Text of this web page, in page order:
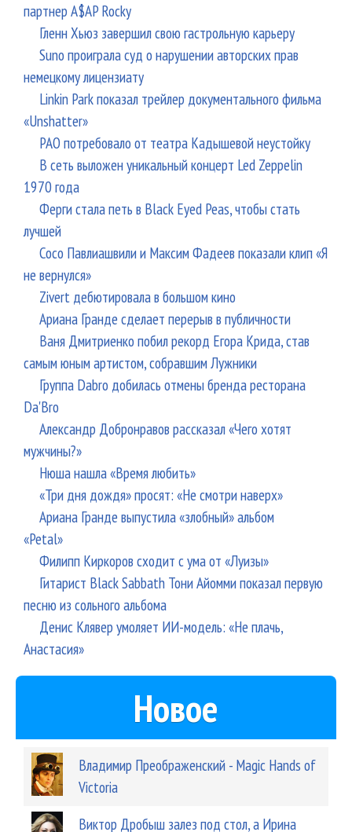
партнер A$AP Rocky
Гленн Хьюз завершил свою гастрольную карьеру
Suno проиграла суд о нарушении авторских прав
немецкому лицензиату
Linkin Park показал трейлер документального фильма
«Unshatter»
РАО потребовало от театра Кадышевой неустойку
В сеть выложен уникальный концерт Led Zeppelin
1970 года
Ферги стала петь в Black Eyed Peas, чтобы стать
лучшей
Сосо Павлиашвили и Максим Фадеев показали клип «Я
не вернулся»
Zivert дебютировала в большом кино
Ариана Гранде сделает перерыв в публичности
Ваня Дмитриенко побил рекорд Егора Крида, став
самым юным артистом, собравшим Лужники
Группа Dabro добилась отмены бренда ресторана
Da'Bro
Александр Добронравов рассказал «Чего хотят
мужчины?»
Нюша нашла «Время любить»
«Три дня дождя» просят: «Не смотри наверх»
Ариана Гранде выпустила «злобный» альбом
«Petal»
Филипп Киркоров сходит с ума от «Луизы»
Гитарист Black Sabbath Тони Айомми показал первую
песню из сольного альбома
Денис Клявер умоляет ИИ-модель: «Не плачь,
Анастасия»
Новое
Владимир Преображенский - Magic Hands of
Victoria
Виктор Дробыш залез под стол, а Ирина